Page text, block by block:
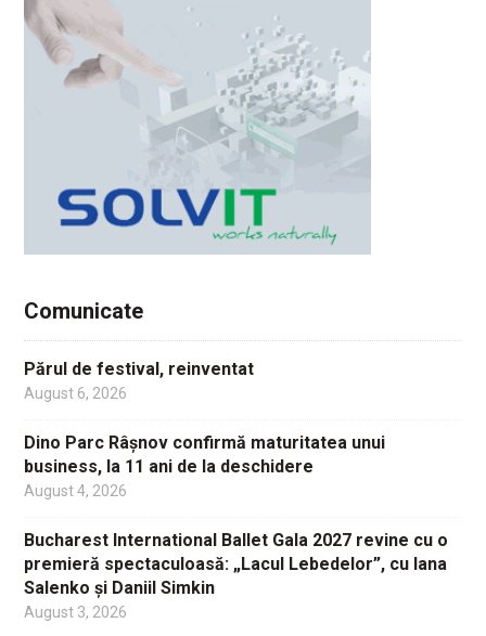
Comunicate
Părul de festival, reinventat
August 6, 2026
Dino Parc Râșnov confirmă maturitatea unui
business, la 11 ani de la deschidere
August 4, 2026
Bucharest International Ballet Gala 2027 revine cu o
premieră spectaculoasă: „Lacul Lebedelor”, cu Iana
Salenko și Daniil Simkin
August 3, 2026